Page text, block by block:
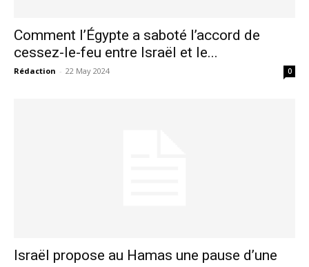
Comment l’Égypte a saboté l’accord de
cessez-le-feu entre Israël et le...
Rédaction - 22 May 2024 0
Israël propose au Hamas une pause d’une